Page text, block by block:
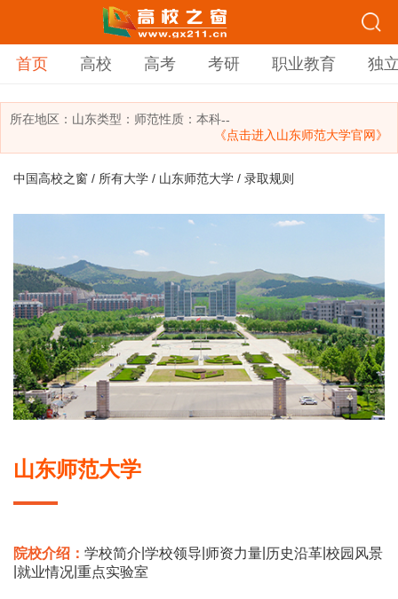
首页 高校 高考 考研 职业教育 独
所在地区： 山东类型： 师范性质：本科--
《点击进入山东师范大学官网》
中国高校之窗 / 所有大学 / 山东师范大学 / 录取规则
山东师范大学
院校介绍： 学校简介 学校领导 师资力量 历史沿革 校园风景
就业情况 重点实验室